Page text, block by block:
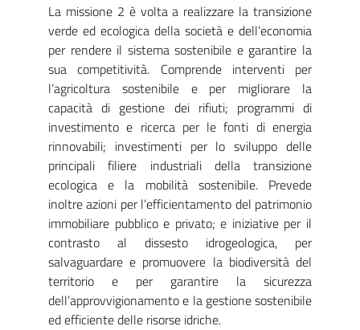
La missione 2 è volta a realizzare la transizione
verde ed ecologica della società e dell’economia
per rendere il sistema sostenibile e garantire la
sua competitività. Comprende interventi per
l’agricoltura sostenibile e per migliorare la
capacità di gestione dei rifiuti; programmi di
investimento e ricerca per le fonti di energia
rinnovabili; investimenti per lo sviluppo delle
principali filiere industriali della transizione
ecologica e la mobilità sostenibile. Prevede
inoltre azioni per l’efficientamento del patrimonio
immobiliare pubblico e privato; e iniziative per il
contrasto al dissesto idrogeologica, per
salvaguardare e promuovere la biodiversità del
territorio e per garantire la sicurezza
dell’approvvigionamento e la gestione sostenibile
ed efficiente delle risorse idriche.